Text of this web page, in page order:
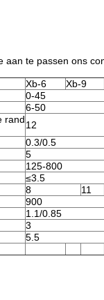
te passen ons
Xb-6 Xb-9
0-45
6-50
rand12
0.3/0.5
5
125-800
≤3.5
8 11
900
1.1/0.85
3
5.5